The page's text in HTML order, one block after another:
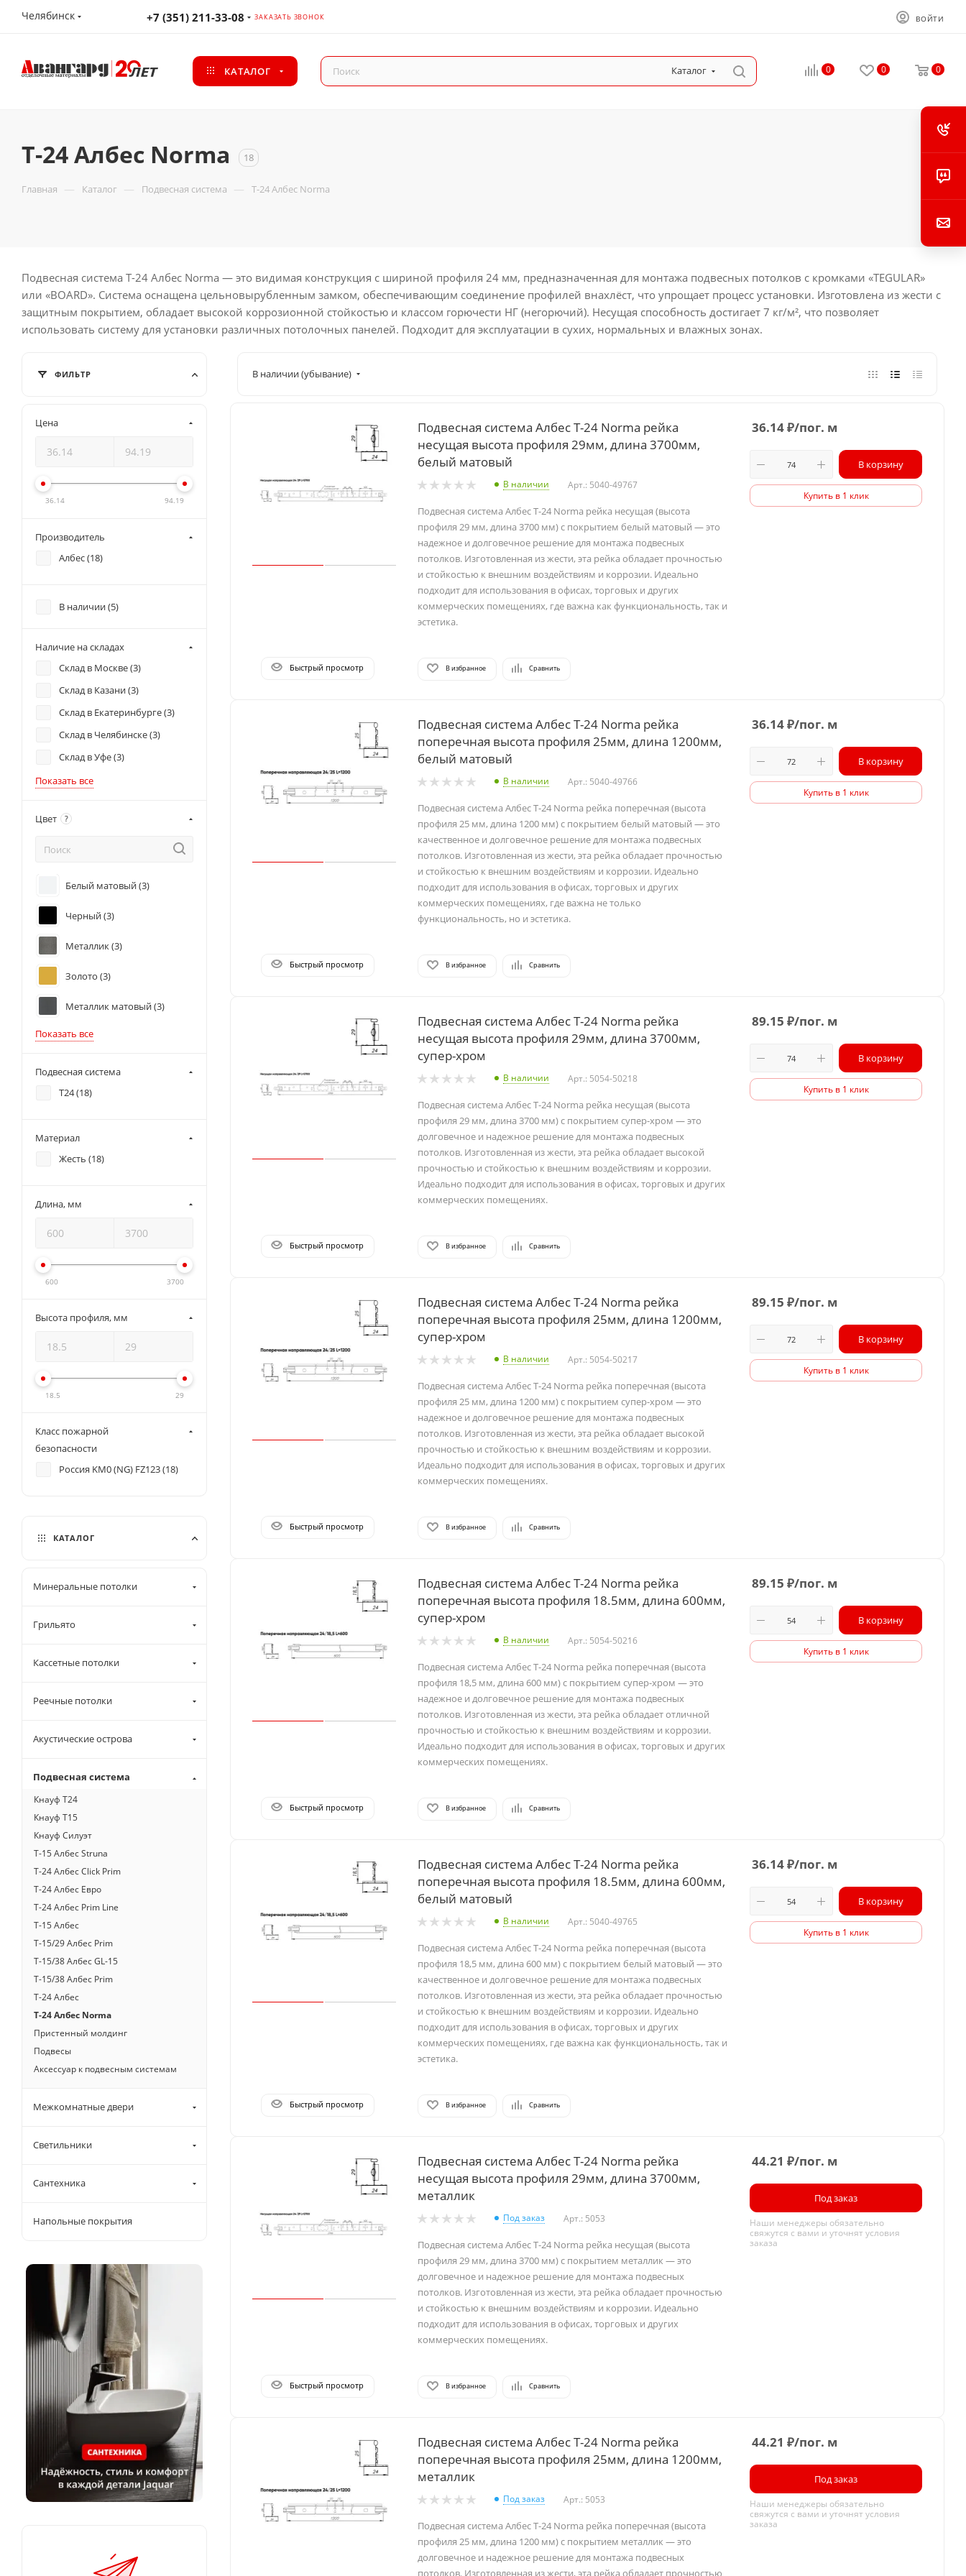
Челябинск +7 (351) 211-33-08 ЗАКАЗАТЬ ЗВОНОК ВОЙТИ
КАТАЛОГ Каталог 0 0 0
T-24 Албес Norma 18
Главная — Каталог — Подвесная система — T-24 Албес Norma
Подвесная система T-24 Албес Norma — это видимая конструкция с шириной профиля 24 мм, предназначенная для монтажа подвесных потолков с кромками «TEGULAR»
или «BOARD». Система оснащена цельновырубленным замком, обеспечивающим соединение профилей внахлёст, что упрощает процесс установки. Изготовлена из жести с
защитным покрытием, обладает высокой коррозионной стойкостью и классом горючести НГ (негорючий). Несущая способность достигает 7 кг/м², что позволяет
использовать систему для установки различных потолочных панелей. Подходит для эксплуатации в сухих, нормальных и влажных зонах.
В наличии (убывание)
Быстрый просмотр
Подвесная система Албес T-24 Norma рейка
несущая высота профиля 29мм, длина 3700мм,
белый матовый
В наличии Арт.: 5040-49767
Подвесная система Албес T-24 Norma рейка несущая (высота
профиля 29 мм, длина 3700 мм) с покрытием белый матовый — это
надежное и долговечное решение для монтажа подвесных
потолков. Изготовленная из жести, эта рейка обладает прочностью
и стойкостью к внешним воздействиям и коррозии. Идеально
подходит для использования в офисах, торговых и других
коммерческих помещениях, где важна как функциональность, так и
эстетика.
В избранное Сравнить
36.14₽/пог. м
В корзину
Купить в 1 клик
Быстрый просмотр
Подвесная система Албес T-24 Norma рейка
поперечная высота профиля 25мм, длина 1200мм,
белый матовый
В наличии Арт.: 5040-49766
Подвесная система Албес T-24 Norma рейка поперечная (высота
профиля 25 мм, длина 1200 мм) с покрытием белый матовый — это
качественное и долговечное решение для монтажа подвесных
потолков. Изготовленная из жести, эта рейка обладает прочностью
и стойкостью к внешним воздействиям и коррозии. Идеально
подходит для использования в офисах, торговых и других
коммерческих помещениях, где важна не только
функциональность, но и эстетика.
В избранное Сравнить
36.14₽/пог. м
В корзину
Купить в 1 клик
Быстрый просмотр
Подвесная система Албес T-24 Norma рейка
несущая высота профиля 29мм, длина 3700мм,
супер-хром
В наличии Арт.: 5054-50218
Подвесная система Албес T-24 Norma рейка несущая (высота
профиля 29 мм, длина 3700 мм) с покрытием супер-хром — это
долговечное и надежное решение для монтажа подвесных
потолков. Изготовленная из жести, эта рейка обладает высокой
прочностью и стойкостью к внешним воздействиям и коррозии.
Идеально подходит для использования в офисах, торговых и других
коммерческих помещениях.
В избранное Сравнить
89.15 ₽/пог. м
В корзину
Купить в 1 клик
Быстрый просмотр
Подвесная система Албес T-24 Norma рейка
поперечная высота профиля 25мм, длина 1200мм,
супер-хром
В наличии Арт.: 5054-50217
Подвесная система Албес T-24 Norma рейка поперечная (высота
профиля 25 мм, длина 1200 мм) с покрытием супер-хром — это
надежное и долговечное решение для монтажа подвесных
потолков. Изготовленная из жести, эта рейка обладает высокой
прочностью и стойкостью к внешним воздействиям и коррозии.
Идеально подходит для использования в офисах, торговых и других
коммерческих помещениях.
В избранное Сравнить
89.15 ₽/пог. м
В корзину
Купить в 1 клик
Быстрый просмотр
Подвесная система Албес T-24 Norma рейка
поперечная высота профиля 18.5мм, длина 600мм,
супер-хром
В наличии Арт.: 5054-50216
Подвесная система Албес T-24 Norma рейка поперечная (высота
профиля 18,5 мм, длина 600 мм) с покрытием супер-хром — это
надежное и долговечное решение для монтажа подвесных
потолков. Изготовленная из жести, эта рейка обладает отличной
прочностью и стойкостью к внешним воздействиям и коррозии.
Идеально подходит для использования в офисах, торговых и других
коммерческих помещениях.
В избранное Сравнить
89.15 ₽/пог. м
В корзину
Купить в 1 клик
Быстрый просмотр
Подвесная система Албес T-24 Norma рейка
поперечная высота профиля 18.5мм, длина 600мм,
белый матовый
В наличии Арт.: 5040-49765
Подвесная система Албес T-24 Norma рейка поперечная (высота
профиля 18,5 мм, длина 600 мм) с покрытием белый матовый — это
качественное и долговечное решение для монтажа подвесных
потолков. Изготовленная из жести, эта рейка обладает прочностью
и стойкостью к внешним воздействиям и коррозии. Идеально
подходит для использования в офисах, торговых и других
коммерческих помещениях, где важна как функциональность, так и
эстетика.
В избранное Сравнить
36.14₽/пог. м
В корзину
Купить в 1 клик
Быстрый просмотр
Подвесная система Албес T-24 Norma рейка
несущая высота профиля 29мм, длина 3700мм,
металлик
Под заказ Арт.: 5053
Подвесная система Албес T-24 Norma рейка несущая (высота
профиля 29 мм, длина 3700 мм) с покрытием металлик — это
долговечное и надежное решение для монтажа подвесных
потолков. Изготовленная из жести, эта рейка обладает прочностью
и стойкостью к внешним воздействиям и коррозии. Идеально
подходит для использования в офисах, торговых и других
коммерческих помещениях.
В избранное Сравнить
44.21 ₽/пог. м
Под заказ
Наши менеджеры обязательно
свяжутся с вами и уточнят условия
заказа
Подвесная система Албес T-24 Norma рейка
поперечная высота профиля 25мм, длина 1200мм,
металлик
Под заказ Арт.: 5053
Подвесная система Албес T-24 Norma рейка поперечная (высота
профиля 25 мм, длина 1200 мм) с покрытием металлик — это
долговечное и надежное решение для монтажа подвесных
потолков. Изготовленная из жести, эта рейка обладает прочностью
44.21 ₽/пог. м
Под заказ
Наши менеджеры обязательно
свяжутся с вами и уточнят условия
заказа
ФИЛЬТР
Цена
36.14 94.19
Производитель
Албес (18)
В наличии (5)
Наличие на складах
Склад в Москве (3)
Склад в Казани (3)
Склад в Екатеринбурге (3)
Склад в Челябинске (3)
Склад в Уфе (3)
Показать все
Цвет ?
Белый матовый (3)
Черный (3)
Металлик (3)
Золото (3)
Металлик матовый (3)
Показать все
Подвесная система
T24 (18)
Материал
Жесть (18)
Длина, мм
600 3700
Высота профиля, мм
18.5 29
Класс пожарной
безопасности
Россия KM0 (NG) FZ123 (18)
КАТАЛОГ
Минеральные потолки
Грильято
Кассетные потолки
Реечные потолки
Акустические острова
Подвесная система
Кнауф Т24
Кнауф Т15
Кнауф Cилуэт
Т-15 Албес Struna
T-24 Албес Click Prim
T-24 Албес Евро
T-24 Албес Prim Line
T-15 Албес
T-15/29 Албес Prim
T-15/38 Албес GL-15
T-15/38 Албес Prim
T-24 Албес
T-24 Албес Norma
Пристенный молдинг
Подвесы
Аксессуар к подвесным системам
Межкомнатные двери
Светильники
Сантехника
Напольные покрытия